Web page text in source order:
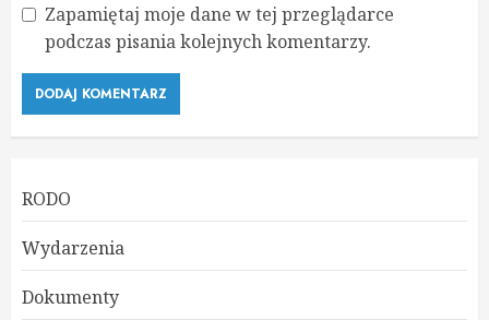
Zapamiętaj moje dane w tej przeglądarce
podczas pisania kolejnych komentarzy.
RODO
Wydarzenia
Dokumenty